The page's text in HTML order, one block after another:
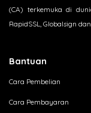
(CA) terkemuka di
RapidSSL, Globalsign
Bantuan
Cara Pembelian
Cara Pembayaran